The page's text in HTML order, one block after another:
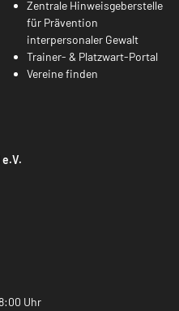
Zentrale Hinweisgeberstelle
für Prävention
interpersonaler Gewalt
Trainer- & Platzwart-Portal
Vereine finden
Uhr